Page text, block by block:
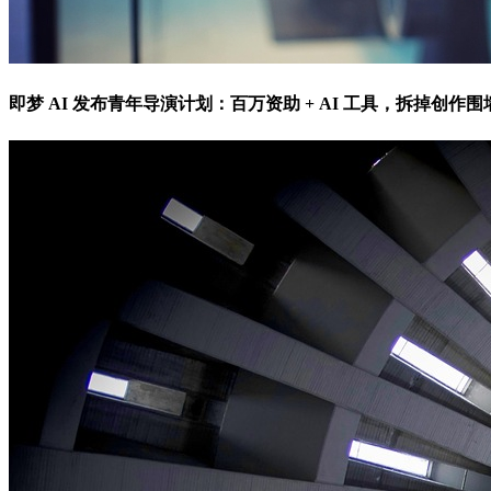
即梦 AI 发布青年导演计划：百万资助 + AI 工具，拆掉创作围